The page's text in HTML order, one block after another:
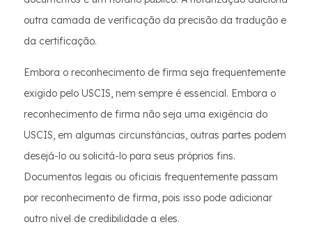
outra camada de verificação da precisão da tradução e
da certificação.
Embora o reconhecimento de firma seja frequentemente
exigido pelo USCIS, nem sempre é essencial. Embora o
reconhecimento de firma não seja uma exigência do
USCIS, em algumas circunstâncias, outras partes podem
desejá-lo ou solicitá-lo para seus próprios fins.
Documentos legais ou oficiais frequentemente passam
por reconhecimento de firma, pois isso pode adicionar
outro nível de credibilidade a eles.